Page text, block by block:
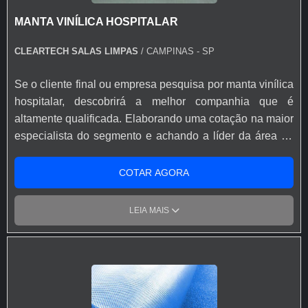
MANTA VINÍLICA HOSPITALAR
CLEARTECH SALAS LIMPAS / CAMPINAS - SP
Se o cliente final ou empresa pesquisa por manta vinílica
hospitalar, descobrirá a melhor companhia que é
altamente qualificada. Elaborando uma cotação na maior
especialista do segmento e achando a líder da área de
os melhores profissionais da Cleartech Salas Limpas o
cliente encontrará ótima qualidade com
comprometimento com o resultado dos clientes.MAIS
INFORMAÇÕES SOBRE MANTA VINÍLICA
HOSPITALARA Cleartech Salas Limpas foca sua
qualidade onde são realizadas as atividades e amplo
catálogo de produtos disponíveis, tudo para oferecer
COTAR AGORA
LEIA MAIS